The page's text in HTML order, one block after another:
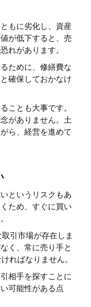
もに劣化し、資産
が低下すると、売
れがあります。
ために、修繕費な
確保しておかなけ
ことも大事です。
がありません。土
ら、経営を進めて
というリスクもあ
ため、すぐに買い
引市場が存在しま
く、常に売り手と
ればなりません。
相手を探すことに
可能性がある点